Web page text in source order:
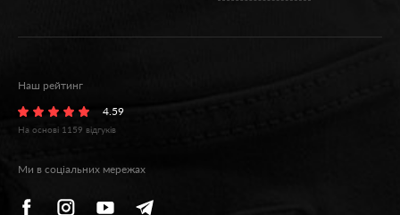
Наш рейтинг
4.59
На основі 1159 відгуків
Ми в соціальних мережах